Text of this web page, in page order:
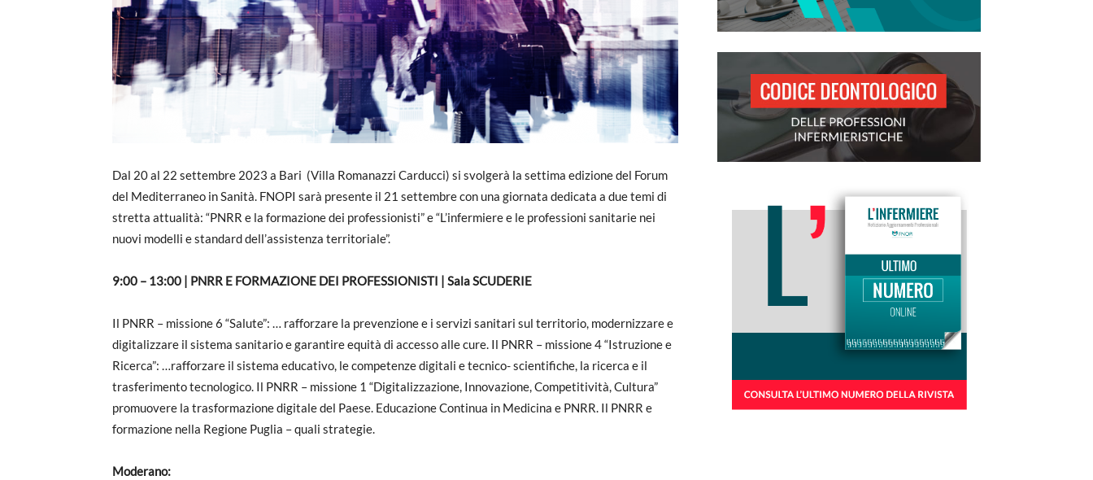
Dal 20 al 22 settembre 2023 a Bari (Villa Romanazzi Carducci) si svolgerà la settima edizione del Forum
del Mediterraneo in Sanità. FNOPI sarà presente il 21 settembre con una giornata dedicata a due temi di
stretta attualità: “PNRR e la formazione dei professionisti” e “L’infermiere e le professioni sanitarie nei
nuovi modelli e standard dell’assistenza territoriale”.
9:00 – 13:00 | PNRR E FORMAZIONE DEI PROFESSIONISTI | Sala SCUDERIE
Il PNRR – missione 6 “Salute”: … rafforzare la prevenzione e i servizi sanitari sul territorio, modernizzare e
digitalizzare il sistema sanitario e garantire equità di accesso alle cure. Il PNRR – missione 4 “Istruzione e
Ricerca”: …rafforzare il sistema educativo, le competenze digitali e tecnico- scientifiche, la ricerca e il
trasferimento tecnologico. Il PNRR – missione 1 “Digitalizzazione, Innovazione, Competitività, Cultura”
promuovere la trasformazione digitale del Paese. Educazione Continua in Medicina e PNRR. Il PNRR e
formazione nella Regione Puglia – quali strategie.
Moderano: